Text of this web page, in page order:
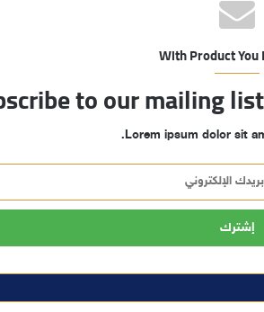
With Product You
to our mailing
Lorem ipsum dolor sit